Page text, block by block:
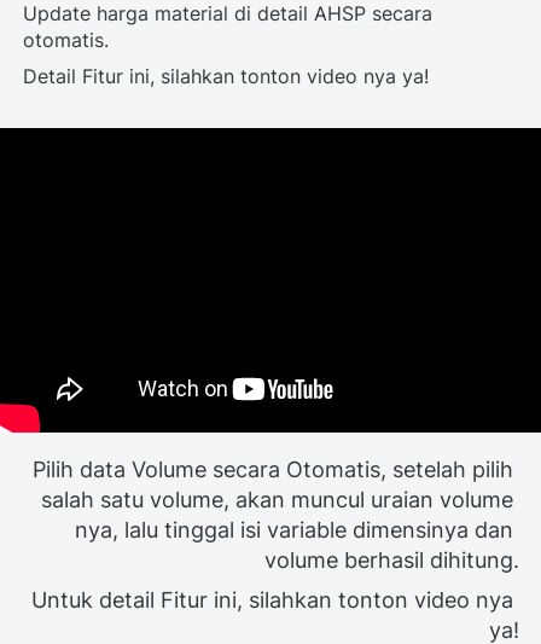
Update harga material di detail AHSP secara
otomatis.
Detail Fitur ini, silahkan tonton video nya ya!
Pilih data Volume secara Otomatis, setelah pilih
salah satu volume, akan muncul uraian volume
nya, lalu tinggal isi variable dimensinya dan
volume berhasil dihitung.
Untuk detail Fitur ini, silahkan tonton video nya
ya!